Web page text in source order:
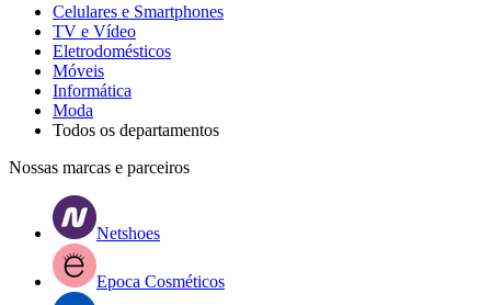
Celulares e Smartphones
TV e Vídeo
Eletrodomésticos
Móveis
Informática
Moda
Todos os departamentos
Nossas marcas e parceiros
Netshoes
Epoca Cosméticos